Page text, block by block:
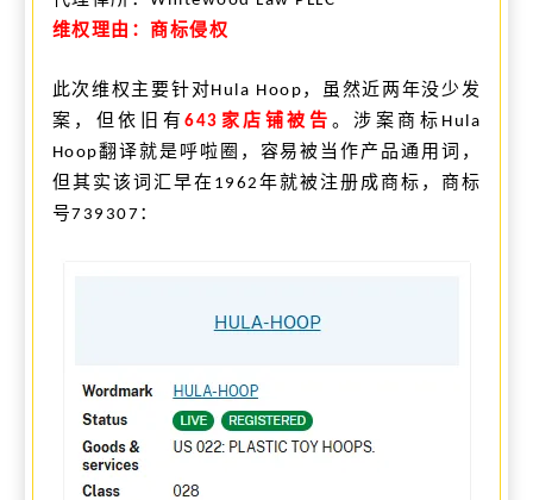
维权理由：商标侵权
此次维权主要针对Hula Hoop ，虽然近两年没少发
案，但依旧有643 家店铺被告 。涉案商标 Hula
Hoop翻译就是呼啦圈，容易被当作产品通用词，
但其实该词汇早在 1962 年就被注册成商标，商标
号739307 ：